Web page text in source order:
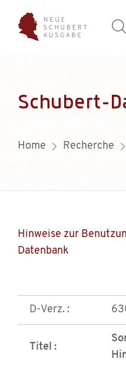
Schubert-
Home Recherche
Hinweise zur
Datenbank
D-Verz. :
Titel :